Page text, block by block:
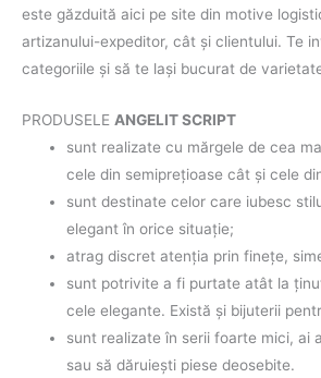
este găzduită aici pe site din motive
artizanului-expeditor, cât şi clientului. Te
categoriile şi să te laşi bucurat de
PRODUSELE ANGELIT SCRIPT
sunt realizate cu mărgele de cea
cele din semipreţioase cât şi cele
sunt destinate celor care iubesc
elegant în orice situaţie;
atrag discret atenţia prin fineţe,
sunt potrivite a fi purtate atât la
cele elegante. Există şi bijuterii
sunt realizate în serii foarte mici, ai
sau să dăruieşti piese deosebite.